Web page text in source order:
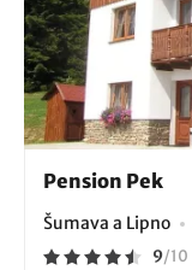
Pension Pek
Šumava a Lipno
9/10